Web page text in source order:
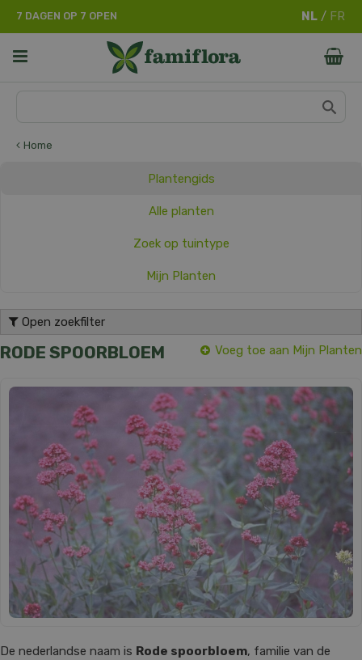
Home
7 DAGEN OP 7 OPEN
Plantengids
Alle planten
Zoek op tuintype
Mijn Planten
Open zoekfilter
RODE SPOORBLOEM Voeg toe aan Mijn Planten
De nederlandse naam is Rode spoorbloem, familie van de